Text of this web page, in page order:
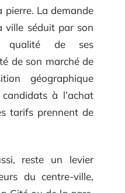
pierre. La demande
ville séduit par son
de ses
de son marché de
géographique
à l’achat
tarifs prennent de
reste un levier
du centre-ville,